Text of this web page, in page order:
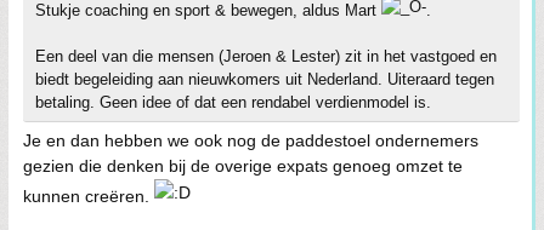
Stukje coaching en sport & bewegen, aldus Mart
.
Een deel van die mensen (Jeroen & Lester) zit in het vastgoed en
biedt begeleiding aan nieuwkomers uit Nederland. Uiteraard tegen
betaling. Geen idee of dat een rendabel verdienmodel is.
Je en dan hebben we ook nog de paddestoel ondernemers
gezien die denken bij de overige expats genoeg omzet te
kunnen creëren.